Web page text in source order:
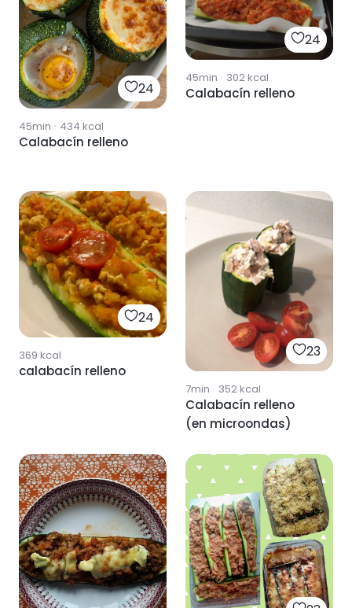
24
45min · 434 kcal
Calabacín relleno
24
45min · 302kcal
Calabacín relleno
24
369 kcal
calabacín relleno
23
7min · 352kcal
Calabacín relleno
(en microondas)